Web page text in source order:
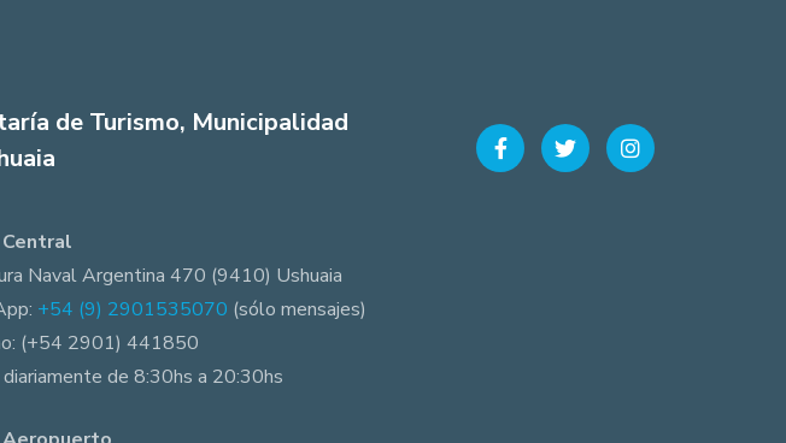
de Turismo, Municipalidad
Naval Argentina 470 (9410) Ushuaia
+54 (9) 2901535070 (sólo mensajes)
(+54 2901) 441850
de 8:30hs a 20:30hs